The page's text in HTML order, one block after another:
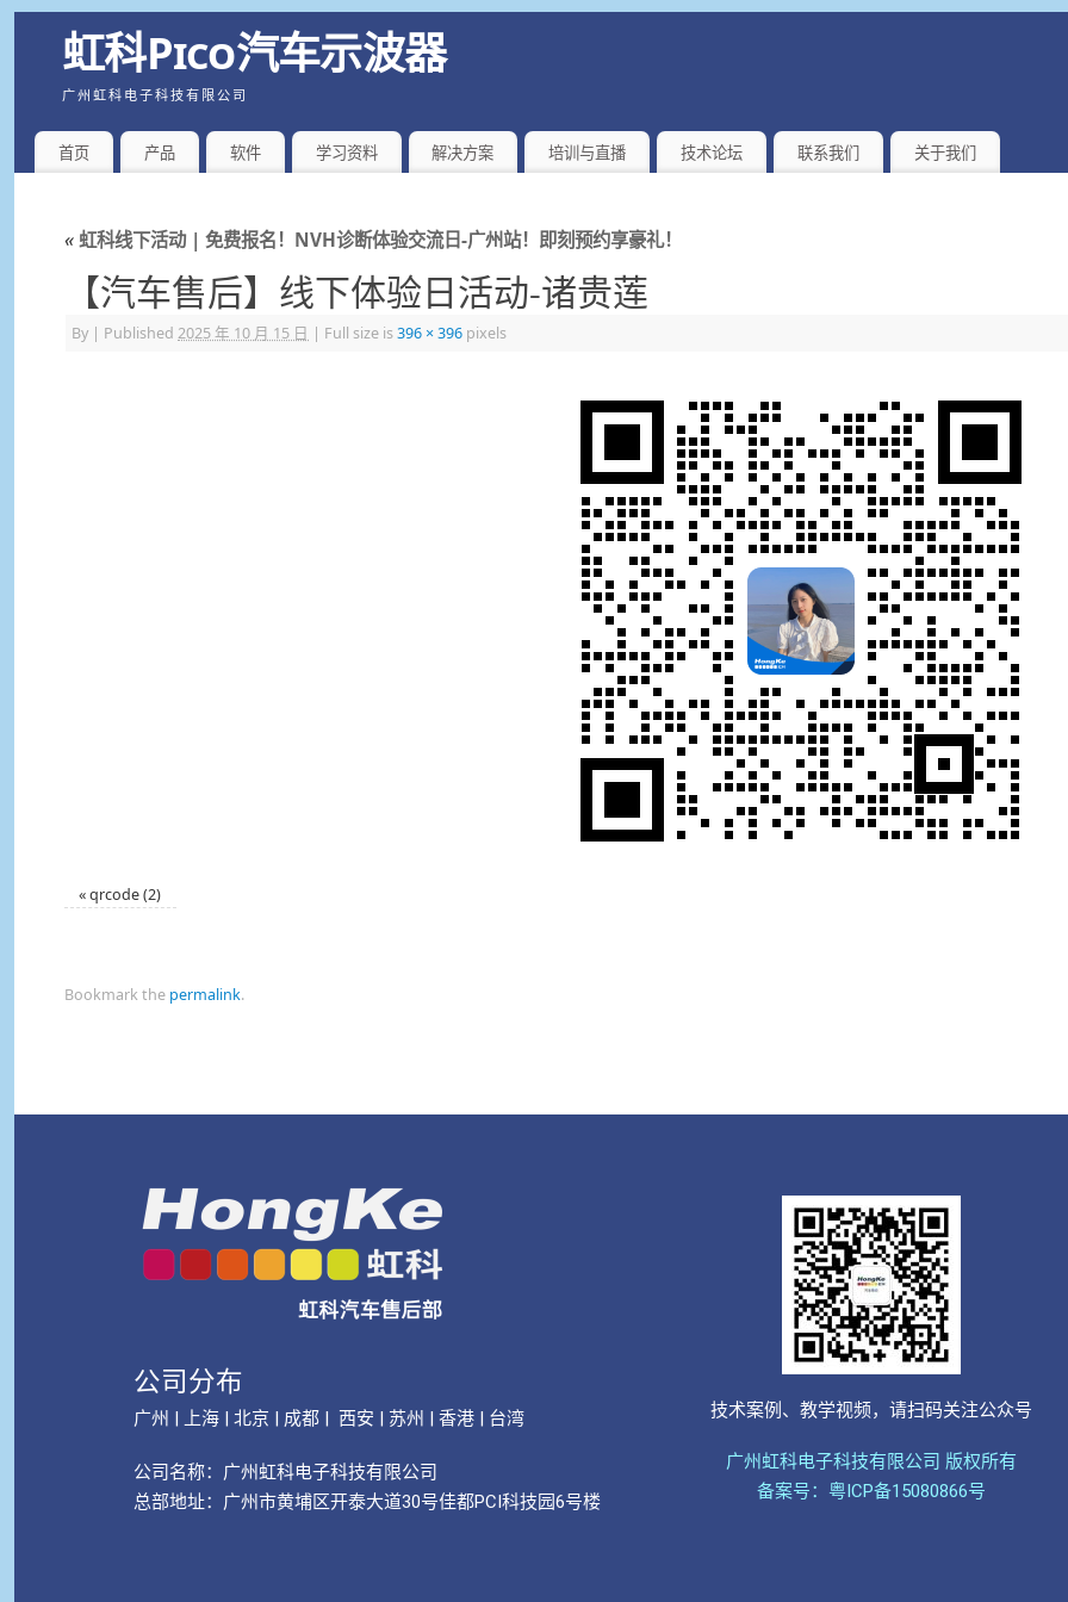
虹科Pico汽车示波器
广州虹科电子科技有限公司
首页 产品 软件 学习资料 解决方案 培训与直播 技术论坛 联系我们 关于我们
«虹科线下活动 | 免费报名！NVH诊断体验交流日-广州站！即刻预约享豪礼！
【汽车售后】线下体验日活动-诸贵莲
By | Published 2025 年 10 月 15 日 | Full size is396 × 396 pixels
«qrcode (2)
Bookmark the permalink.
公司分布
广州 | 上海 | 北京 | 成都 | 西安 | 苏州 | 香港 | 台湾
公司名称： 广州虹科电子科技有限公司
总部地址：广州市黄埔区开泰大道30号佳都PCI科技园6号楼
技术案例、教学视频，请扫码关注公众号
广州虹科电子科技有限公司 版权所有
备案号：粤ICP备15080866号